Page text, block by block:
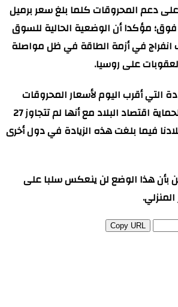
دعم المحروقات كلما بلغ سعر برميل
فما فوق؛ مؤكدا أن الوضعية الحالية للسوق
انفراج في أزمة الطاقة في ظل مواصلة
على روسيا.
التي أقرب اليوم لأسعار المحروقات
صعبة لكنها ضرورية لحماية اقتصاد البلاد مع أنها لم تتجاوز 27
فيما بلغت هذه الزيادة في دول أخرى
بأن هذا الوضع لن ينعكس سلبا على
Copy URL